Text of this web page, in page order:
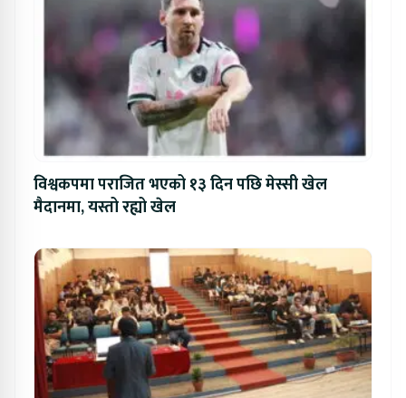
विश्वकपमा पराजित भएको १३ दिन पछि मेस्सी खेल
मैदानमा, यस्तो रह्यो खेल